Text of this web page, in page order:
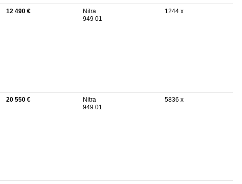
12 490 €
Nitra
949 01
1244 x
20 550 €
Nitra
949 01
5836 x